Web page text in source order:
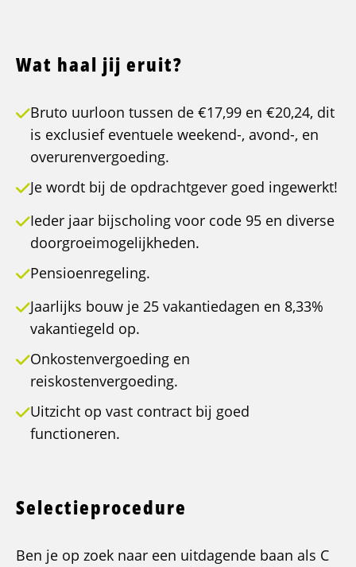
Wat haal jij eruit?
Bruto uurloon tussen de €17,99 en €20,24, dit
is exclusief eventuele weekend-, avond-, en
overurenvergoeding.
Je wordt bij de opdrachtgever goed ingewerkt!
Ieder jaar bijscholing voor code 95 en diverse
doorgroeimogelijkheden.
Pensioenregeling.
Jaarlijks bouw je 25 vakantiedagen en 8,33%
vakantiegeld op.
Onkostenvergoeding en
reiskostenvergoeding.
Uitzicht op vast contract bij goed
functioneren.
Selectieprocedure
Ben je op zoek naar een uitdagende baan als C